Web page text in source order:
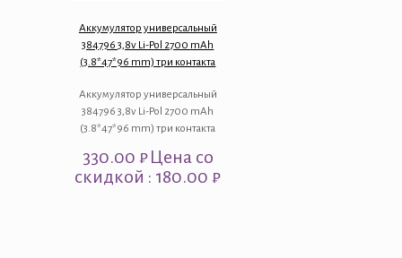
Аккумулятор универсальный
384796 3,8v Li-Pol 2700 mAh
(3.8*47*96 mm) три контакта
Аккумулятор универсальный
384796 3,8v Li-Pol 2700 mAh
(3.8*47*96 mm) три контакта
330.00 ₽Цена со
скидкой : 180.00 ₽